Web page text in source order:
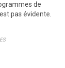
de
pas évidente.